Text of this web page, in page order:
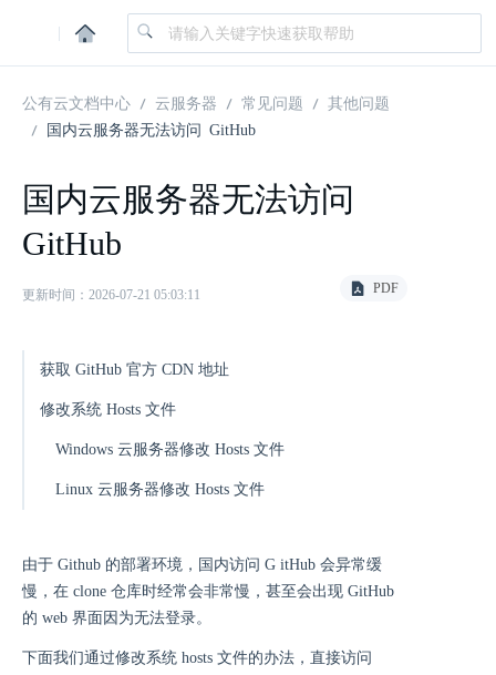
|
公有云文档中心 云服务器 常见问题
其他问题
国内云服务器无法访问 GitHub
国内云服务器无法访问
GitHub
更新时间：2026-07-21 05:03:11 PDF
获取 GitHub 官方 CDN 地址
修改系统 Hosts 文件
Windows 云服务器修改 Hosts 文件
Linux 云服务器修改 Hosts 文件
由于 Github 的部署环境，国内访问 G itHub 会异常缓
慢，在 clone 仓库时经常会非常慢，甚至会出现 GitHub
的 web 界面因为无法登录。
下面我们通过修改系统 hosts 文件的办法，直接访问